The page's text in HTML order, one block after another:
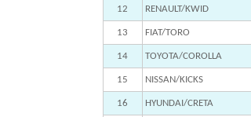
12 RENAULT/KWID
13 FIAT/TORO
14 TOYOTA/COROLLA
15 NISSAN/KICKS
16 HYUNDAI/CRETA